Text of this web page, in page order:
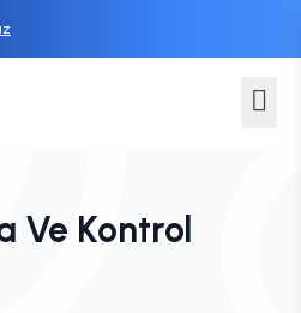
Ve Kontrol